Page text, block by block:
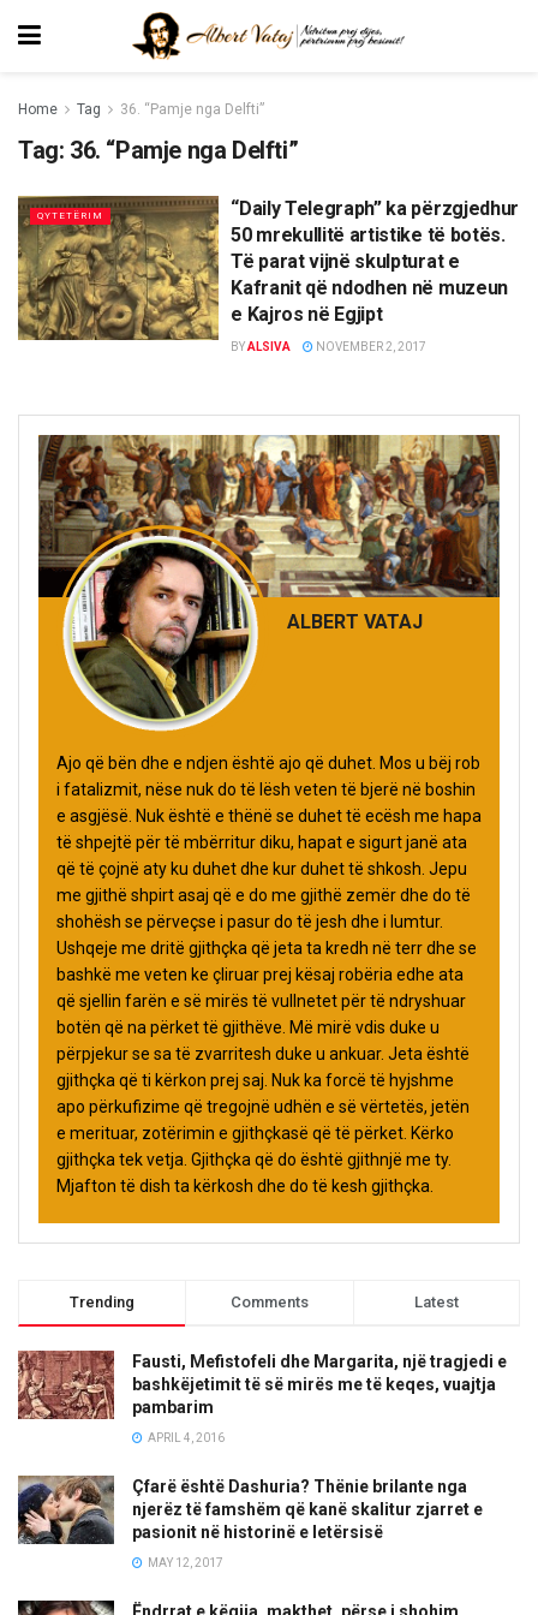
Home Tag 36. “Pamje nga Delfti”
Tag: 36. “Pamje nga Delfti”
QYTETËRIM
“Daily Telegraph” ka përzgjedhur
50 mrekullitë artistike të botës.
Të parat vijnë skulpturat e
Kafranit që ndodhen në muzeun
e Kajros në Egjipt
BYALSIVA NOVEMBER 2, 2017
ALBERT VATAJ
Ajo që bën dhe e ndjen është ajo që duhet. Mos u bëj rob
i fatalizmit, nëse nuk do të lësh veten të bjerë në boshin
e asgjësë. Nuk është e thënë se duhet të ecësh me hapa
të shpejtë për të mbërritur diku, hapat e sigurt janë ata
që të çojnë aty ku duhet dhe kur duhet të shkosh. Jepu
me gjithë shpirt asaj që e do me gjithë zemër dhe do të
shohësh se përveçse i pasur do të jesh dhe i lumtur.
Ushqeje me dritë gjithçka që jeta ta kredh në terr dhe se
bashkë me veten ke çliruar prej kësaj robëria edhe ata
që sjellin farën e së mirës të vullnetet për të ndryshuar
botën që na përket të gjithëve. Më mirë vdis duke u
përpjekur se sa të zvarritesh duke u ankuar. Jeta është
gjithçka që ti kërkon prej saj. Nuk ka forcë të hyjshme
apo përkufizime që tregojnë udhën e së vërtetës, jetën
e merituar, zotërimin e gjithçkasë që të përket. Kërko
gjithçka tek vetja. Gjithçka që do është gjithnjë me ty.
Mjafton të dish ta kërkosh dhe do të kesh gjithçka.
Trending Comments Latest
Fausti, Mefistofeli dhe Margarita, një tragjedi e
bashkëjetimit të së mirës me të keqes, vuajtja
pambarim
APRIL 4, 2016
Çfarë është Dashuria? Thënie brilante nga
njerëz të famshëm që kanë skalitur zjarret e
pasionit në historinë e letërsisë
MAY 12, 2017